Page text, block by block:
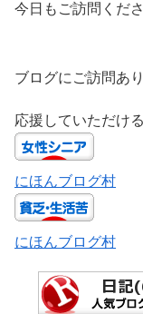
今日もご訪問くだ
ブログにご訪問あ
応援していただけ
にほんブログ村
にほんブログ村